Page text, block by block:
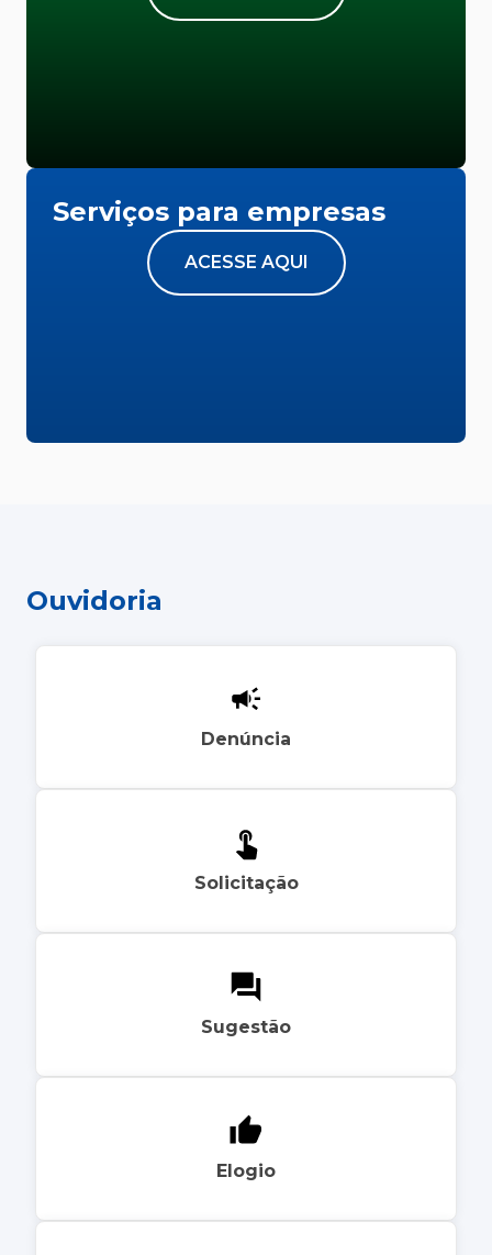
Serviços para empresas
ACESSE AQUI
Ouvidoria
Denúncia
Solicitação
Sugestão
Elogio